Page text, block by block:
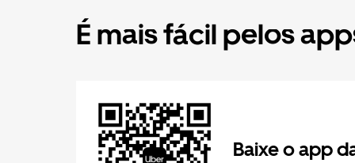
É mais fácil pelos
Baixe o app